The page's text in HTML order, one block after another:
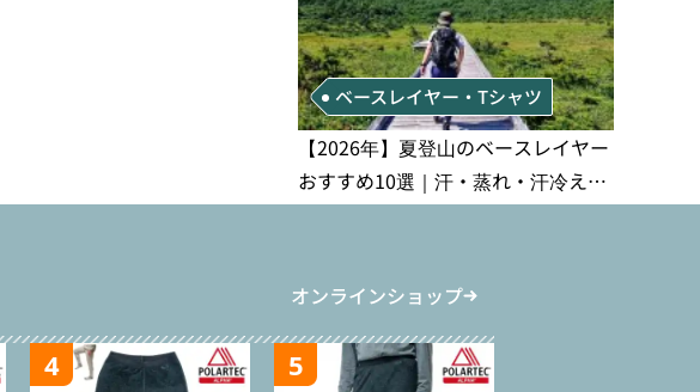
ベースレイヤー・Tシャツ
【2026年】夏登山のベースレイヤー
おすすめ10選｜汗・蒸れ・汗冷え対
策に効く選び方
オンラインショップ
4 5